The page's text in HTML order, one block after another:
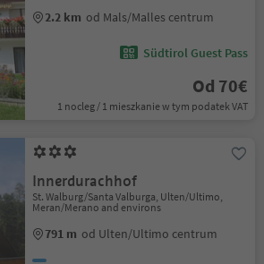
2.2 km od Mals/Malles centrum
Südtirol Guest Pass
Od 70€
1 nocleg / 1 mieszkanie w tym podatek VAT
Innerdurachhof
St. Walburg/Santa Valburga, Ulten/Ultimo,
Meran/Merano and environs
791 m od Ulten/Ultimo centrum